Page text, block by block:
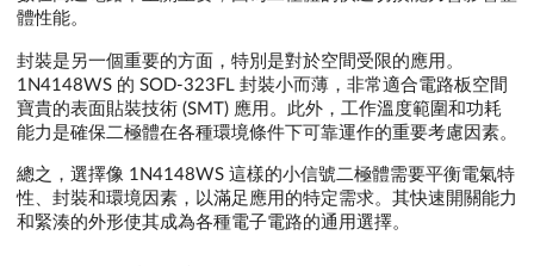
體性能。
封裝是另一個重要的方面，特別是對於空間受限的應用。
1N4148WS 的 SOD-323FL 封裝小而薄，非常適合電路板空間
寶貴的表面貼裝技術 (SMT) 應用。此外，工作溫度範圍和功耗
能力是確保二極體在各種環境條件下可靠運作的重要考慮因素。
總之，選擇像 1N4148WS 這樣的小信號二極體需要平衡電氣特
性、封裝和環境因素，以滿足應用的特定需求。其快速開關能力
和緊湊的外形使其成為各種電子電路的通用選擇。